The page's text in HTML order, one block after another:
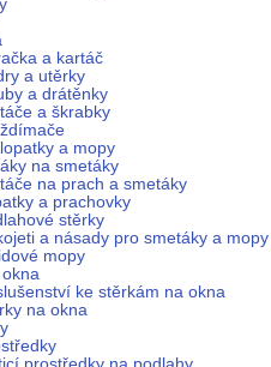
a kartáč
a utěrky
a drátěnky
a škrabky
a mopy
na smetáky
na prach a smetáky
a prachovky
stěrky
a násady pro smetáky a mopy
mopy
ke stěrkám na okna
na okna